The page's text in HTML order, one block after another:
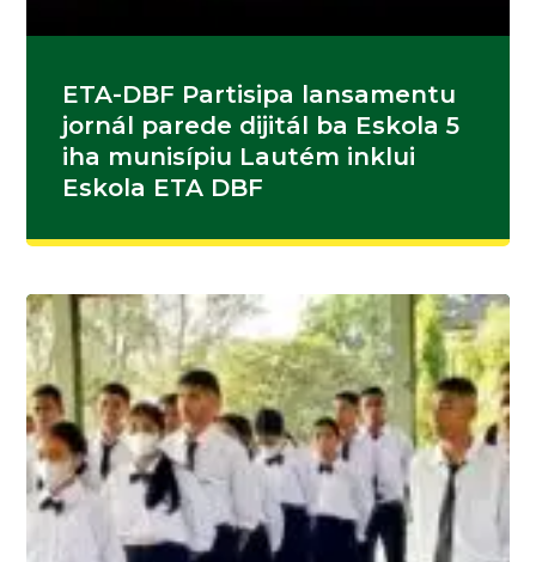
ETA-DBF Partisipa lansamentu
jornál parede dijitál ba Eskola 5
iha munisípiu Lautém inklui
Eskola ETA DBF